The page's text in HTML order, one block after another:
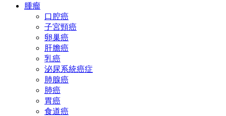
腫瘤
口腔癌
子宮頸癌
卵巢癌
肝膽癌
乳癌
泌尿系統癌症
肺腺癌
肺癌
胃癌
食道癌